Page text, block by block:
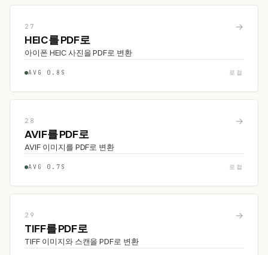
27 →
HEIC를 PDF로
아이폰 HEIC 사진을 PDF로 변환
AVG 0.8S 로컬
28 →
AVIF를 PDF로
AVIF 이미지를 PDF로 변환
AVG 0.7S 로컬
29 →
TIFF를 PDF로
TIFF 이미지와 스캔을 PDF로 변환